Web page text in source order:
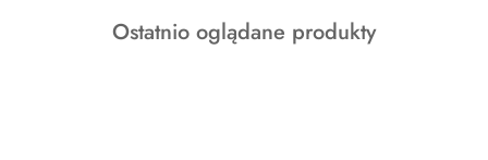
statusie:
Produkty
Ostatnio oglądane produkty